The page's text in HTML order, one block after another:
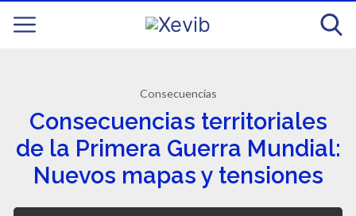
Consecuencias
Consecuencias territoriales
de la Primera Guerra Mundial:
Nuevos mapas y tensiones